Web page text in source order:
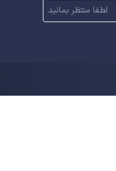
لطفا منتظر بمانید